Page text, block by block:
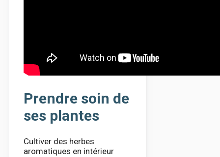
Prendre soin de
ses plantes
Cultiver des herbes
aromatiques en intérieur